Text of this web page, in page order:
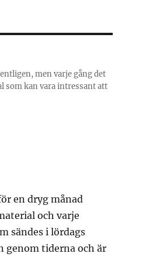
men varje gång det
som kan vara intressant att
en dryg månad
och varje
sändes i lördags
genom tiderna och är